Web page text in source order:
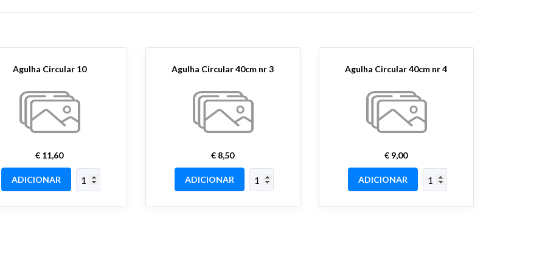
Agulha Circular 10
€ 11,60
ADICIONAR
Agulha Circular 40cm nr 3
€ 8,50
ADICIONAR
Agulha Circular 40cm nr 4
€ 9,00
ADICIONAR